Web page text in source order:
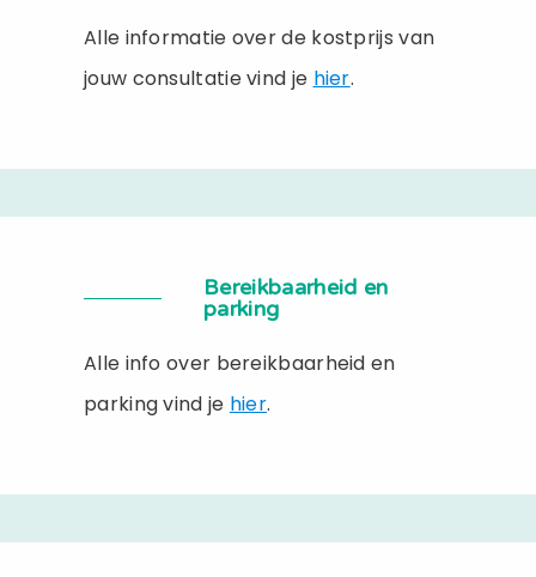
Alle informatie over de kostprijs van
jouw consultatie vind je hier.
Bereikbaarheid en
parking
Alle info over bereikbaarheid en
parking vind je hier.